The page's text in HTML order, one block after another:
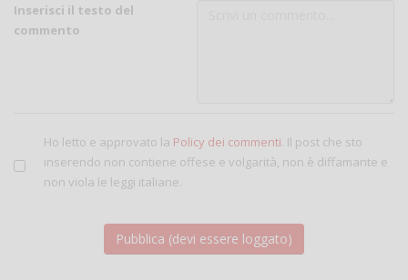
Inserisci il testo del
commento
Ho letto e approvato la Policy dei commenti . Il post che sto
inserendo non contiene offese e volgarità, non è diffamante e
non viola le leggi italiane.